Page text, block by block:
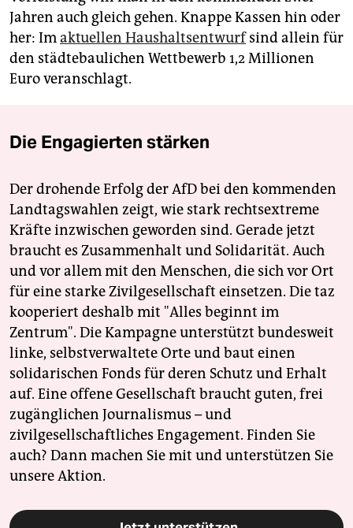
Jahren auch gleich gehen. Knappe Kassen hin oder
her: Imaktuellen Haushaltsentwurfsind allein für
den städtebaulichen Wettbewerb 1,2 Millionen
Euro veranschlagt.
Die Engagierten stärken
Der drohende Erfolg der AfD bei den kommenden
Landtagswahlen zeigt, wie stark rechtsextreme
Kräfte inzwischen geworden sind. Gerade jetzt
braucht es Zusammenhalt und Solidarität. Auch
und vor allem mit den Menschen, die sich vor Ort
für eine starke Zivilgesellschaft einsetzen. Die taz
kooperiert deshalb mit "Alles beginnt im
Zentrum". Die Kampagne unterstützt bundesweit
linke, selbstverwaltete Orte und baut einen
solidarischen Fonds für deren Schutz und Erhalt
auf. Eine offene Gesellschaft braucht guten, frei
zugänglichen Journalismus – und
zivilgesellschaftliches Engagement. Finden Sie
auch? Dann machen Sie mit und unterstützen Sie
unsere Aktion.